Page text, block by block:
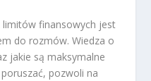
limitów finansowych jest
do rozmów. Wiedza o
jakie są maksymalne
pozwoli na